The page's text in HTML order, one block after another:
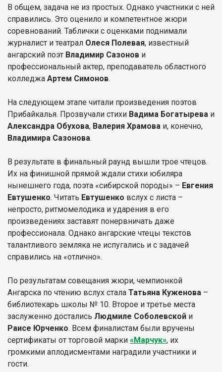
В общем, задача не из простых. Однако участники с ней
справились. Это оценило и компетентное жюри
соревнований. Таблички с оценками поднимали
журналист и театрал Олеся Полевая, известный
ангарский поэт Владимир Сазонов и
профессиональный актер, преподаватель областного
колледжа Артем Симонов.
На следующем этапе читали произведения поэтов
Прибайкалья. Прозвучали стихи Вадима Богатырева и
Александра Обухова, Валерия Храмова и, конечно,
Владимира Сазонова.
В результате в финальный раунд вышли трое чтецов.
Их на финишной прямой ждали стихи юбиляра
нынешнего года, поэта «сибирской породы» – Евгения
Евтушенко. Читать Евтушенко вслух с листа –
непросто, ритмомелодика и ударения в его
произведениях заставят понервничать даже
профессионала. Однако ангарские чтецы текстов
талантливого земляка не испугались и с задачей
справились на «отлично».
По результатам совещания жюри, чемпионкой
Ангарска по чтению вслух стала Татьяна Куженова –
библиотекарь школы № 10. Второе и третье места
заслуженно достались Людмиле Соболевской и
Раисе Юрченко. Всем финалистам были вручены
сертификаты от торговой марки «Марчук», их
громкими аплодисментами наградили участники и
гости.